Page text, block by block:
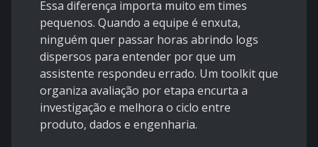
Essa diferença importa muito em times
pequenos. Quando a equipe é enxuta,
ninguém quer passar horas abrindo logs
dispersos para entender por que um
assistente respondeu errado. Um toolkit que
organiza avaliação por etapa encurta a
investigação e melhora o ciclo entre
produto, dados e engenharia.